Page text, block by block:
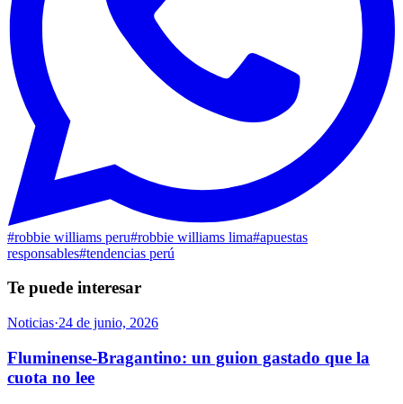
#robbie williams peru#robbie williams lima#apuestas
responsables#tendencias perú
Te puede interesar
Noticias·24 de junio, 2026
Fluminense-Bragantino: un guion gastado que la
cuota no lee